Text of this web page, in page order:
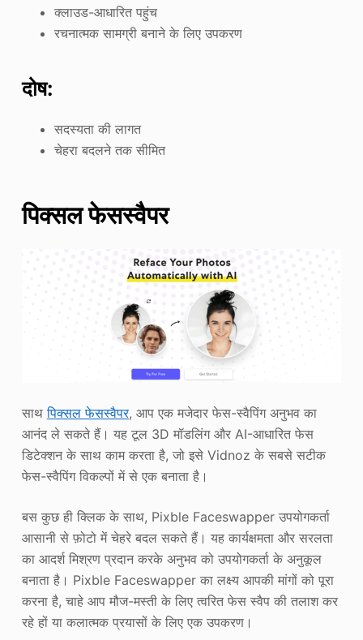
क्लाउड-आधारित पहुंच
रचनात्मक सामग्री बनाने के लिए उपकरण
दोष:
सदस्यता की लागत
चेहरा बदलने तक सीमित
पिक्सल फेसस्वैपर
साथपिक्सल फेसस्वैपर, आप एक मजेदार फेस-स्वैपिंग अनुभव का
आनंद ले सकते हैं। यह टूल 3D मॉडलिंग और AI-आधारित फेस
डिटेक्शन के साथ काम करता है, जो इसे Vidnoz के सबसे सटीक
फेस-स्वैपिंग विकल्पों में से एक बनाता है।
बस कुछ ही क्लिक के साथ, Pixble Faceswapper उपयोगकर्ता
आसानी से फ़ोटो में चेहरे बदल सकते हैं। यह कार्यक्षमता और सरलता
का आदर्श मिश्रण प्रदान करके अनुभव को उपयोगकर्ता के अनुकूल
बनाता है। Pixble Faceswapper का लक्ष्य आपकी मांगों को पूरा
करना है, चाहे आप मौज-मस्ती के लिए त्वरित फेस स्वैप की तलाश कर
रहे हों या कलात्मक प्रयासों के लिए एक उपकरण।